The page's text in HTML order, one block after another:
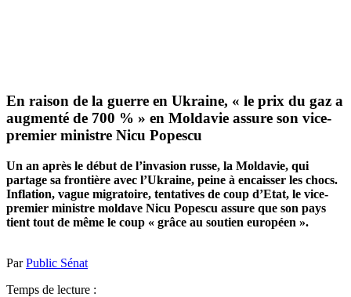
En raison de la guerre en Ukraine, « le prix du gaz a
augmenté de 700 % » en Moldavie assure son vice-
premier ministre Nicu Popescu
Un an après le début de l’invasion russe, la Moldavie, qui
partage sa frontière avec l’Ukraine, peine à encaisser les chocs.
Inflation, vague migratoire, tentatives de coup d’Etat, le vice-
premier ministre moldave Nicu Popescu assure que son pays
tient tout de même le coup « grâce au soutien européen ».
ParPublic Sénat
Temps de lecture :